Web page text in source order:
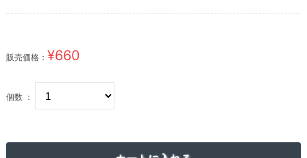
販売価格： ¥660
個数 ：